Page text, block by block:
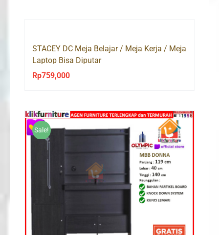
STACEY DC Meja Belajar / Meja Kerja / Meja
Laptop Bisa Diputar
Rp759,000
Sale!